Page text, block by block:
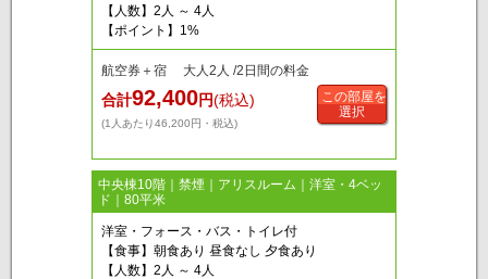
【人数】2人 ～ 4人
【ポイント】1%
航空券＋宿 大人2人 /2日間の料金
合計92,400円(税込)
(1人あたり46,200円・税込)
この部屋を
選択
中央棟10階｜禁煙｜アリスルーム｜洋室・4ベッ
ド｜80平米
洋室・フォース・バス・トイレ付
【食事】朝食あり 昼食なし 夕食あり
【人数】2人 ～ 4人